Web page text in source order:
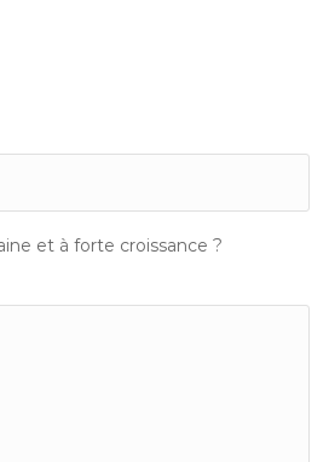
et à forte croissance ?